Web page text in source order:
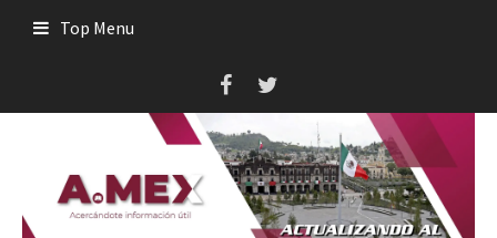
Top Menu